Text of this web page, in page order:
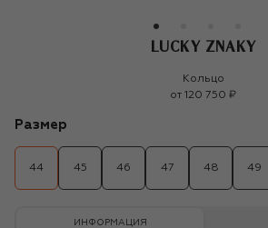
LUCKY ZNAKY
Lucky Znaky
Кольцо
от 120 750 ₽
Размер
44 45 46 47 48 49
ИНФОРМАЦИЯ